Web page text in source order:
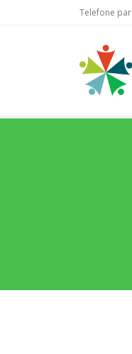
Telefone